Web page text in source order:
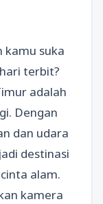
kamu suka
terbit?
adalah
Dengan
dan udara
destinasi
alam.
kamera